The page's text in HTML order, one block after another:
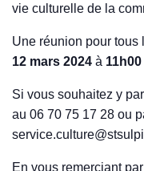
vie culturelle de la
Une réunion pour tous
12 mars 2024 à 11h00
Si vous souhaitez y
au 06 70 75 17 28 ou
En vous remerciant